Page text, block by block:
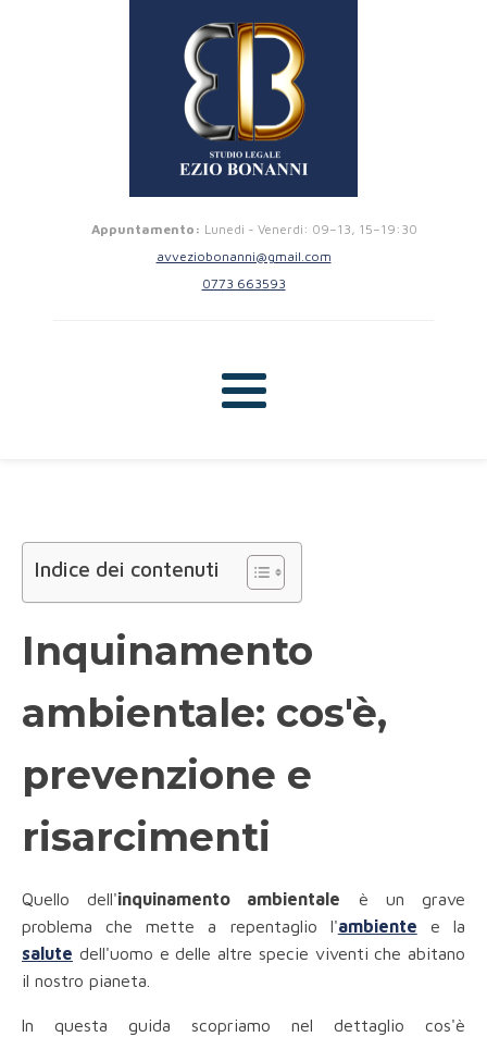
Appuntamento: Lunedi - Venerdi: 09–13, 15–19:30
avveziobonanni@gmail.com
0773 663593
Indice dei contenuti
Inquinamento
ambientale: cos'è,
prevenzione e
risarcimenti
Quello dell'inquinamento ambientale è un grave
problema che mette a repentaglio l'ambiente e la
salute dell'uomo e delle altre specie viventi che abitano
il nostro pianeta.
ln questa guida scopriamo nel dettaglio cos'è